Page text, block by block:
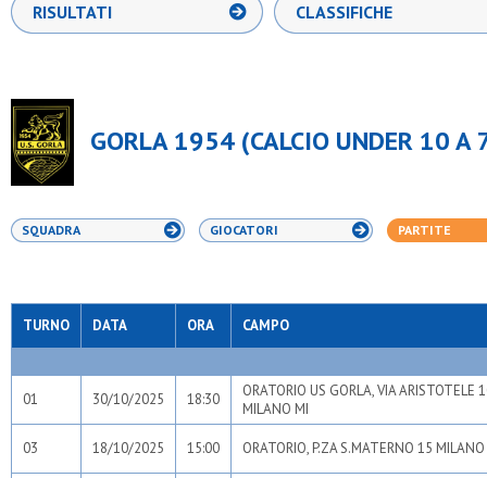
RISULTATI CLASSIFICHE
GORLA 1954 (CALCIO UNDER 10 A
SQUADRA GIOCATORI PARTITE
TURNO DATA ORA CAMPO
01 30/10/2025 18:30
ORATORIO US GORLA, VIA ARISTOTELE
MILANO MI
03 18/10/2025 15:00 ORATORIO, P.ZA S.MATERNO 15